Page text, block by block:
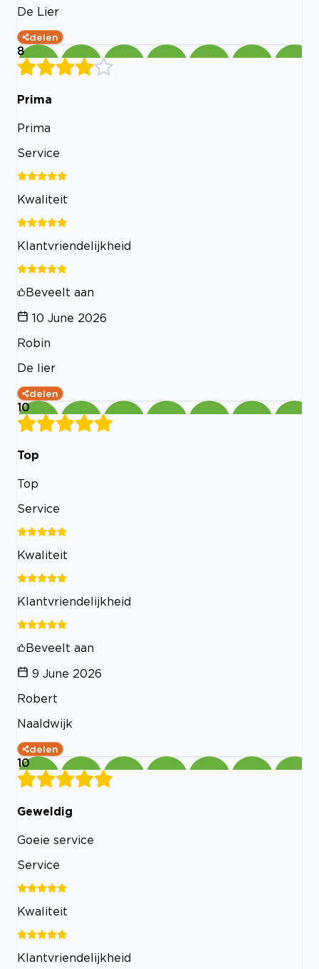
De Lier
delen
8
Prima
Prima
Service
Kwaliteit
Klantvriendelijkheid
Beveelt aan
10 June 2026
Robin
De lier
delen
10
Top
Top
Service
Kwaliteit
Klantvriendelijkheid
Beveelt aan
9 June 2026
Robert
Naaldwijk
delen
10
Geweldig
Goeie service
Service
Kwaliteit
Klantvriendelijkheid